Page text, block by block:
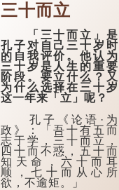
三十而立
「三十而立」是
孔子对自己三十岁时
的自我评价。他认为
三十岁是人生的重要
阶段。要立什么？又
为什么选择在三十岁
这一年来「立」呢？
孔子《论语·为
政》：「吾十有五而
志于学，三十而立，
四十而不惑，五十而
知天命，六十而耳
顺，七十而从心所
欲，不逾矩。」